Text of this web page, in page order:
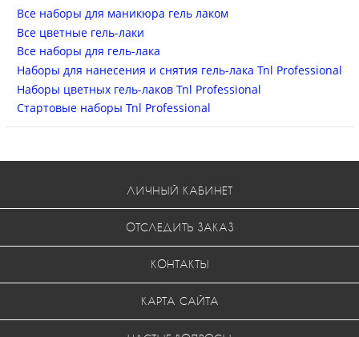
Все наборы для маникюра гель лаком
Все цветные гель-лаки
Все наборы для гель-лака
Наборы для нанесения и снятия гель-лака Tnl Professional
Наборы цветных гель-лаков Tnl Professional
Стартовые наборы Tnl Professional
ЛИЧНЫЙ КАБИНЕТ
ОТСЛЕДИТЬ ЗАКАЗ
КОНТАКТЫ
КАРТА САЙТА